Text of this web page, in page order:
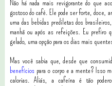
Não há nada mais revigorante do que
gostoso do café. Ele pode ser forte, doce,
uma das bebidas prediletas dos
manhã ou após as refeições. Eu prefiro
gelado, uma opção para os dias mais
Mas você sabia que, desde que
benefícios para o corpo e a mente? Isso
calorias. Aliás, a cafeína é tão